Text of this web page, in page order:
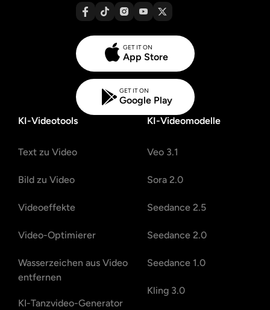
GET IT ON
App Store
GET IT ON
Google Play
KI-Videotools
Text zu Video
Bild zu Video
Videoeffekte
Video-Optimierer
Wasserzeichen aus Video
entfernen
KI-Tanzvideo-Generator
KI-Videomodelle
Veo 3.1
Sora 2.0
Seedance 2.5
Seedance 2.0
Seedance 1.0
Kling 3.0